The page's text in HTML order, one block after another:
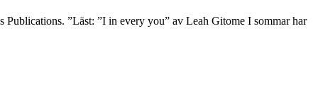
”Läst: ”I in every you” av Leah Gitome I sommar har